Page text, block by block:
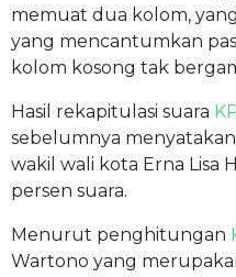
memuat dua kolom,
yang mencantumkan
kolom kosong tak
Hasil rekapitulasi suara
sebelumnya
wakil wali kota Erna Lisa
persen suara.
Menurut penghitungan
Wartono yang